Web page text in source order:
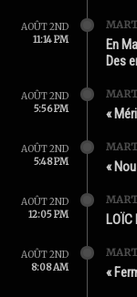
AOÛT 2ND
11:14 PM
En
Des
AOÛT 2ND
5:56 PM
«
AOÛT 2ND
5:48 PM
«
AOÛT 2ND
12:05 PM
LOÏC
AOÛT 2ND
8:08 AM
«